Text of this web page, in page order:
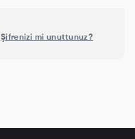
Şifrenizi mi unuttunuz?